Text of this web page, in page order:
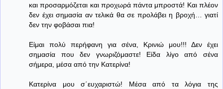
και προσαρμόζεται και προχωρά πάντα μπροστά! Και πλέον
δεν έχει σημασία αν τελικά θα σε προλάβει η βροχή… γιατί
δεν την φοβάσαι πια!
Είμαι πολύ περήφανη για σένα, Κρινιώ μου!!! Δεν έχει
σημασία που δεν γνωριζόμαστε! Είδα λίγο από σένα
σήμερα, μέσα από την Κατερίνα!
Κατερίνα μου σ΄ευχαριστώ! Μέσα από τα λόγια της